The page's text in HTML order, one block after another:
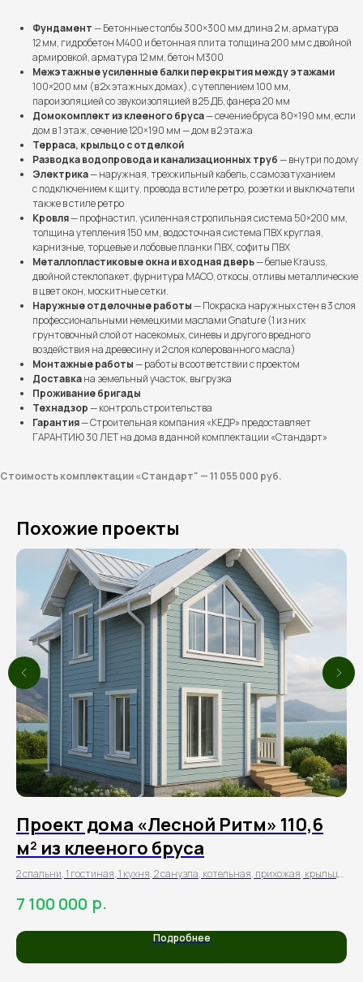
Фундамент— Бетонные столбы 300×300 мм длина 2 м, арматура
12 мм, гидробетон М400 и бетонная плита толщина 200 мм с двойной
армировкой, арматура 12 мм, бетон М300
Межэтажные усиленные балки перекрытия между этажами
100×200 мм (в 2х этажных домах), с утеплением 100 мм,
пароизоляцией со звукоизоляцией в 25 ДБ, фанера 20 мм
Домокомплект из клееного бруса— сечение бруса 80×190 мм, если
дом в 1 этаж, сечение 120×190 мм — дом в 2 этажа
Терраса, крыльцо с отделкой
Разводка водопровода и канализационных труб— внутри по дому
Электрика— наружная, трехжильный кабель, с самозатуханием
с подключением к щиту, провода в стиле ретро, розетки и выключатели
также в стиле ретро
Кровля— профнастил, усиленная стропильная система 50×200 мм,
толщина утепления 150 мм, водосточная система ПВХ круглая,
карнизные, торцевые и лобовые планки ПВХ, софиты ПВХ
Металлопластиковые окна и входная дверь— белые Krauss,
двойной стеклопакет, фурнитура МАСО, откосы, отливы металлические
в цвет окон, москитные сетки.
Наружные отделочные работы— Покраска наружных стен в 3 слоя
профессиональными немецкими маслами Gnature (1 из них
грунтовочный слой от насекомых, синевы и другого вредного
воздействия на древесину и 2 слоя колерованного масла)
Монтажные работы— работы в соответствии с проектом
Доставкана земельный участок, выгрузка
Проживание бригады
Технадзор— контроль строительства
Гарантия— Строительная компания «КЕДР» предоставляет
ГАРАНТИЮ 30 ЛЕТ на дома в данной комплектации «Стандарт»
Стоимость комплектации «Стандарт" — 11 055 000 руб.
Похожие проекты
Проект дома «Лесной Ритм» 110,6
м² из клееного бруса
2 спальни, 1 гостиная, 1 кухня, 2 санузла, котельная, прихожая, крыльцо,
7 100 000 р.
Подробнее
Бесплатно рассчитаем
стоимость вашего дома